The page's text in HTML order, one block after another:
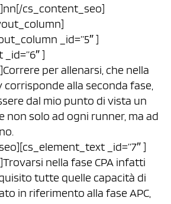
cs_content_seo]
_id=”5″ ]
]
per allenarsi, che nella
alla seconda fase,
dal mio punto di vista un
non solo ad ogni runner, ma ad
_id=”7″ ]
nella fase CPA infatti
tutte quelle capacità di
in riferimento alla fase APC,